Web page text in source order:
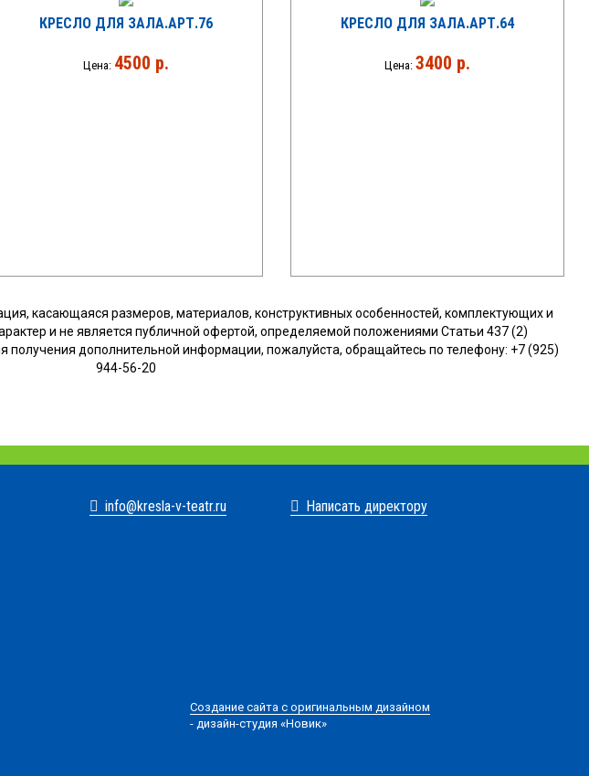
КРЕСЛО ДЛЯ ЗАЛА.АРТ.76
Цена: 4500 р.
КРЕСЛО ДЛЯ ЗАЛА.АРТ.64
Цена:3400 р.
касающаяся размеров, материалов, конструктивных особенностей, комплектующих и
и не является публичной офертой, определяемой положениями Статьи 437 (2)
получения дополнительной информации, пожалуйста, обращайтесь по телефону: +7 (925)
944-56-20
info@kresla-v-teatr.ru Написать директору
Создание сайта с оригинальным дизайном
- дизайн-студия «Новик»